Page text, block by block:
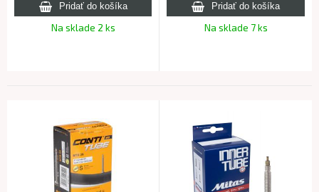
Na sklade 2 ks Na sklade 7 ks